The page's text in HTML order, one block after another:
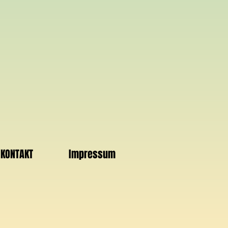
KONTAKT Impressum